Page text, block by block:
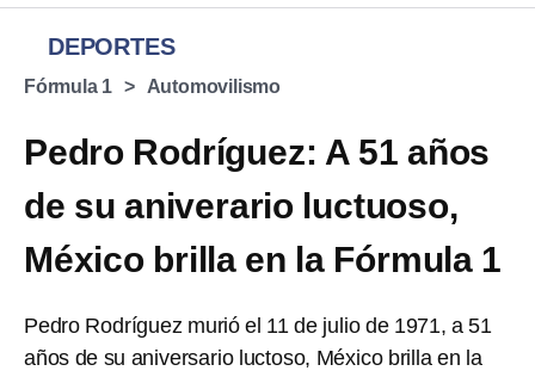
DEPORTES
Fórmula 1 Automovilismo
Pedro Rodríguez: A 51 años
de su aniverario luctuoso,
México brilla en la Fórmula 1
Pedro Rodríguez murió el 11 de julio de 1971, a 51
años de su aniversario luctoso, México brilla en la